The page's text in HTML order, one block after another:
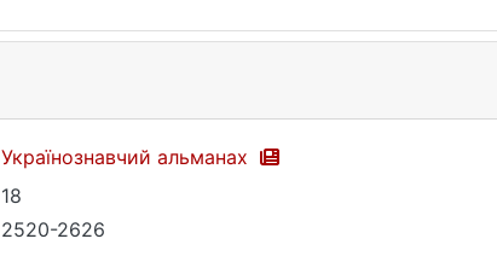
Українознавчий альманах
18
2520-2626